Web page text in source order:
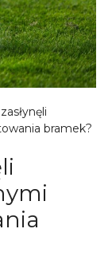
bramek?